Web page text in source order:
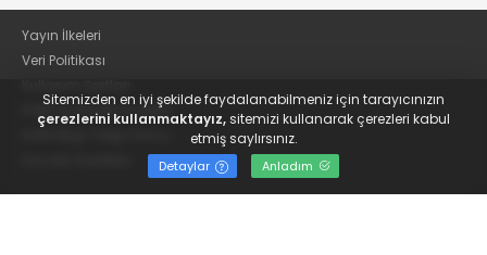
Yayın İlkeleri
Veri Politikası
KVKK Aydınlatma Metni
Sitemizden en iyi şekilde faydalanabilmeniz için tarayıcınızın
çerezlerini kullanmaktayız,sitemizi kullanarak çerezleri kabul
etmiş saylırsınız.
Detaylar Anladım